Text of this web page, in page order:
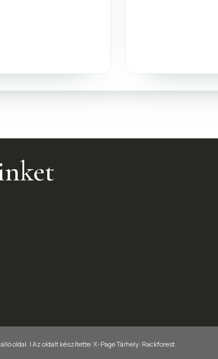
oldal. | Az oldalt készítette: X-PageTárhely: Rackforest